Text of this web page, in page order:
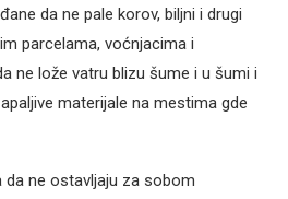
da ne pale korov, biljni i drugi
parcelama, voćnjacima i
ne lože vatru blizu šume i u šumi i
materijale na mestima gde
da ne ostavljaju za sobom